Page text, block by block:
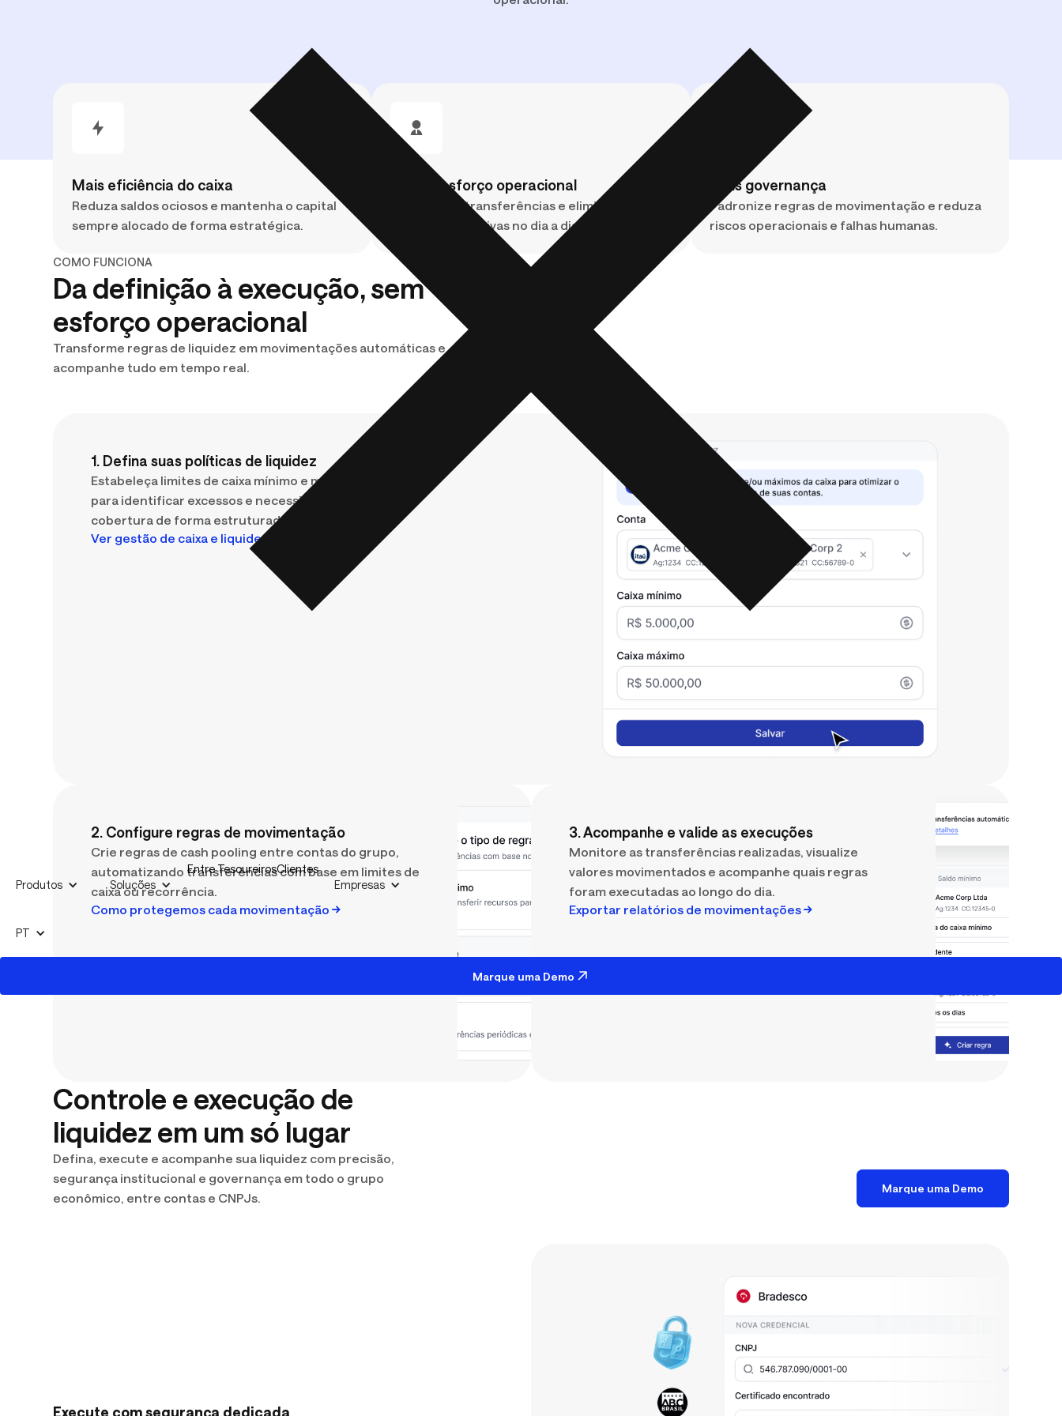
Produtos Soluções
Entre TesoureirosClientes
Empresas
PT
Marque uma Demo
Mais eficiência do caixa
Reduza saldos ociosos e mantenha o capital
sempre alocado de forma estratégica.
Menos esforço operacional
Automatize transferências e elimine tarefas
manuais repetitivas no dia a dia da tesouraria.
Mais governança
Padronize regras de movimentação e reduza
riscos operacionais e falhas humanas.
COMO FUNCIONA
Da definição à execução, sem
esforço operacional
Transforme regras de liquidez em movimentações automáticas e
acompanhe tudo em tempo real.
1. Defina suas políticas de liquidez
Estabeleça limites de caixa mínimo e máximo por conta
para identificar excessos e necessidades de
cobertura de forma estruturada.
Ver gestão de caixa e liquidez
2. Configure regras de movimentação
Crie regras de cash pooling entre contas do grupo,
automatizando transferências com base em limites de
caixa ou recorrência.
Como protegemos cada movimentação
3. Acompanhe e valide as execuções
Monitore as transferências realizadas, visualize
valores movimentados e acompanhe quais regras
foram executadas ao longo do dia.
Exportar relatórios de movimentações
Controle e execução de
liquidez em um só lugar
Defina, execute e acompanhe sua liquidez com precisão,
segurança institucional e governança em todo o grupo
econômico, entre contas e CNPJs.
Marque uma Demo
Execute com segurança dedicada